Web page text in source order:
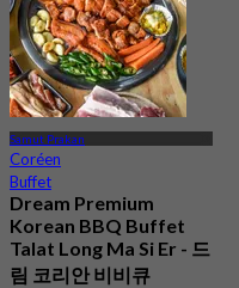
Samut Prakan
Coréen
Buffet
Dream Premium
Korean BBQ Buffet
Talat Long Ma Si Er - 드
림 코리안 비비큐